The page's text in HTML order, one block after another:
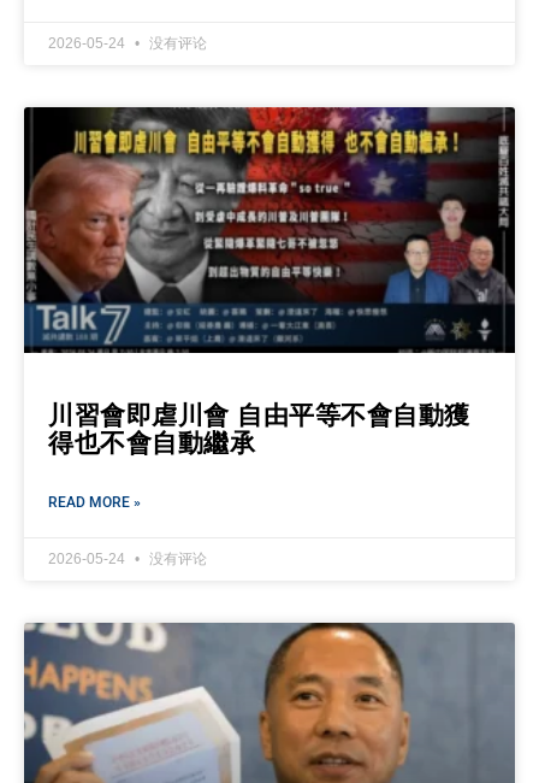
2026-05-24 没有评论
川習會即虐川會 自由平等不會自動獲
得也不會自動繼承
READ MORE »
2026-05-24 没有评论